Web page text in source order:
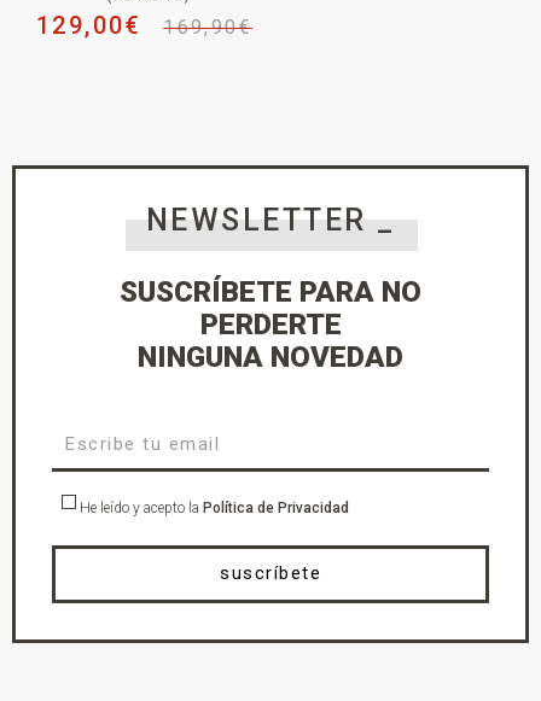
169,90€
129,00€
NEWSLETTER _
SUSCRÍBETE PARA NO
PERDERTE
NINGUNA NOVEDAD
He leído y acepto la Política de Privacidad
suscríbete